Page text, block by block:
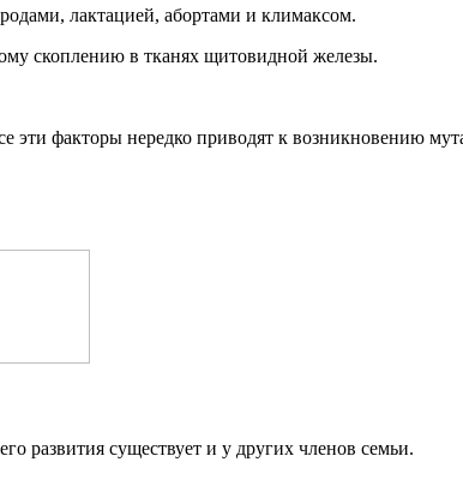
лактацией, абортами и климаксом.
скоплению в тканях щитовидной железы.
эти факторы нередко приводят к возникновению
развития существует и у других членов семьи.